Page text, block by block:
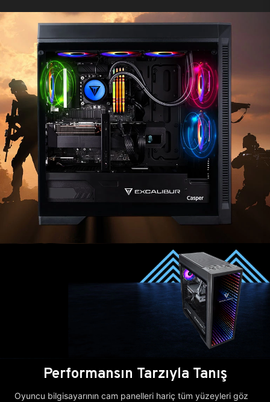
Performansın Tarzıyla Tanış
Oyuncu bilgisayarının cam panelleri hariç tüm yüzeyleri göz